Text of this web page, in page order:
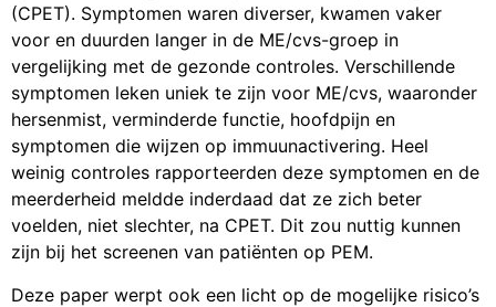
(CPET). Symptomen waren diverser, kwamen vaker
voor en duurden langer in de ME/cvs-groep in
vergelijking met de gezonde controles. Verschillende
symptomen leken uniek te zijn voor ME/cvs, waaronder
hersenmist, verminderde functie, hoofdpijn en
symptomen die wijzen op immuunactivering. Heel
weinig controles rapporteerden deze symptomen en de
meerderheid meldde inderdaad dat ze zich beter
voelden, niet slechter, na CPET. Dit zou nuttig kunnen
zijn bij het screenen van patiënten op PEM.
Deze paper werpt ook een licht op de mogelijke risico’s